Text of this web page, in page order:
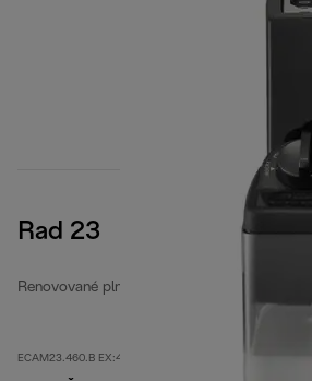
Rad 23
Renovované plne automatické kávovary
ECAM23.460.B EX:4-second